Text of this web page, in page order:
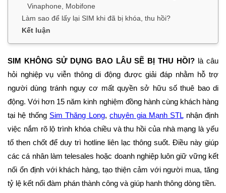
Vinaphone, Mobifone
Làm sao để lấy lại SIM khi đã bị khóa, thu hồi?
Kết luận
SIM KHÔNG SỬ DỤNG BAO LÂU SẼ BỊ THU HỒI? là câu
hỏi nghiệp vụ viễn thông di động được giải đáp nhằm hỗ trợ
người dùng tránh nguy cơ mất quyền sở hữu số thuê bao di
động. Với hơn 15 năm kinh nghiệm đồng hành cùng khách hàng
tại hệ thống Sim Thăng Long,chuyên gia Mạnh STLnhận định
việc nắm rõ lộ trình khóa chiều và thu hồi của nhà mạng là yếu
tố then chốt để duy trì hotline liên lạc thông suốt. Điều này giúp
các cá nhân làm telesales hoặc doanh nghiệp luôn giữ vững kết
nối ổn định với khách hàng, tạo thiện cảm với người mua, tăng
tỷ lệ kết nối đàm phán thành công và giúp hanh thông dòng tiền.